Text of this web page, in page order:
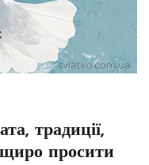
традиції,
просити